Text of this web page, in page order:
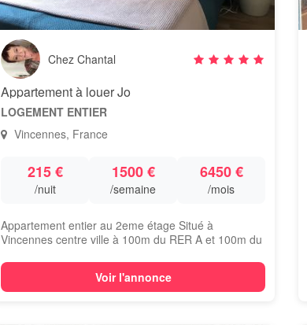
Chez Chantal
Appartement à louer Jo
LOGEMENT ENTIER
Vincennes, France
215 €
/nuit
1500 €
/semaine
6450 €
/mois
Appartement entier au 2eme étage Situé à
Vincennes centre ville à 100m du RER A et 100m du
Voir l'annonce